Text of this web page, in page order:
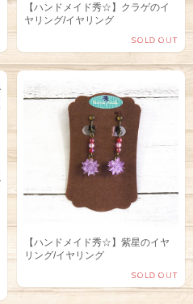
【ハンドメイド秀☆】クラゲのイ
ヤリング/イヤリング
SOLD OUT
【ハンドメイド秀☆】紫星のイヤ
リング/イヤリング
SOLD OUT